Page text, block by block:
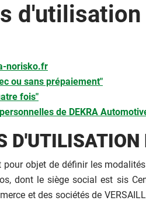
norisko.fr
ou sans prépaiement"
fois"
de DEKRA
D'UTILISATION
objet de définir les
dont le siège social est sis
et des sociétés de